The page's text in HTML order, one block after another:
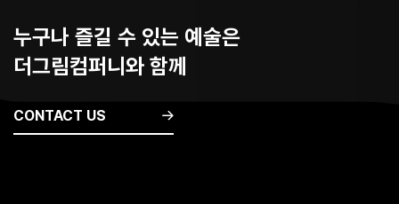
누구나 즐길 수 있는 예술은
더그림컴퍼니와 함께
CONTACT US